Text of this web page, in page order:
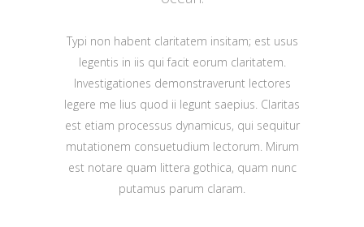
Typi non habent claritatem insitam; est usus
legentis in iis qui facit eorum claritatem.
Investigationes demonstraverunt lectores
legere me lius quod ii legunt saepius. Claritas
est etiam processus dynamicus, qui sequitur
mutationem consuetudium lectorum. Mirum
est notare quam littera gothica, quam nunc
putamus parum claram.